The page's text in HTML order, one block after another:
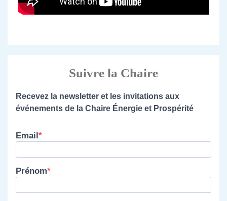
Suivre la Chaire
Recevez la newsletter et les invitations aux
événements de la Chaire Énergie et Prospérité
Email
Prénom